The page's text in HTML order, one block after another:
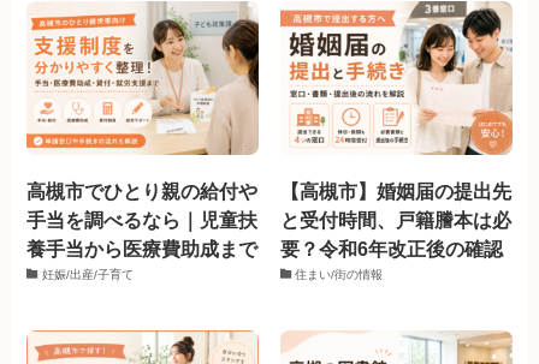
高槻市でひとり親の給付や
手当を調べるなら｜児童扶
養手当から医療費助成まで
妊娠/出産/子育て
【高槻市】婚姻届の提出先
と受付時間、戸籍謄本は必
要？令和6年改正後の確認
住まい/街の情報